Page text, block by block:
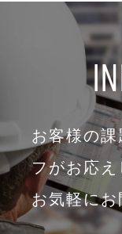
お客様の
フがお応え
お気軽に